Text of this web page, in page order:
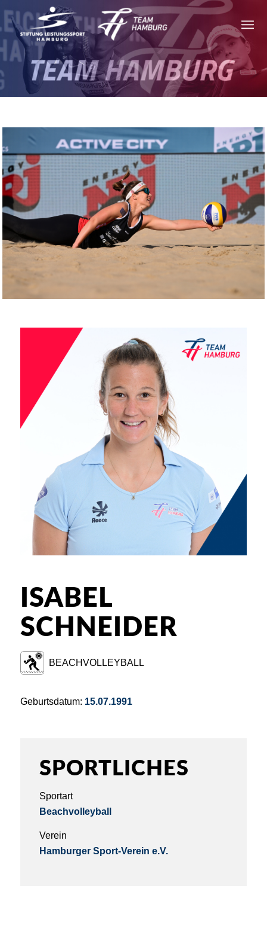
ISABEL
SCHNEIDER
BEACHVOLLEYBALL
Geburtsdatum: 15.07.1991
SPORTLICHES
Sportart
Beachvolleyball
Verein
Hamburger Sport-Verein e.V.